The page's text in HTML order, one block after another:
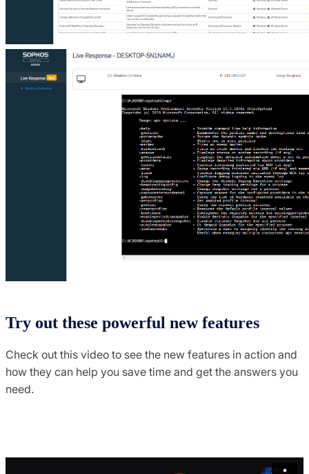
Try out these powerful new features
Check out this video to see the new features in action and
how they can help you save time and get the answers you
need.